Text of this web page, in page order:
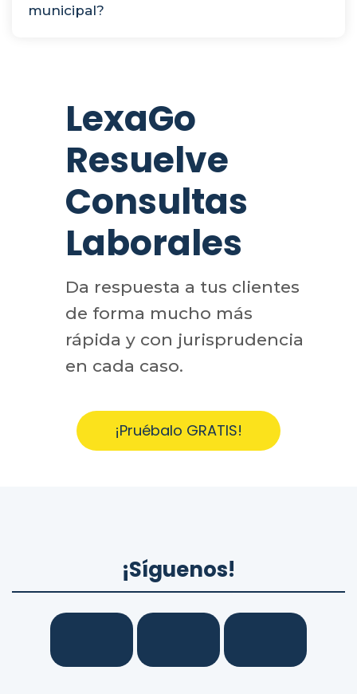
municipal?
LexaGo
Resuelve
Consultas
Laborales
Da respuesta a tus clientes
de forma mucho más
rápida y con jurisprudencia
en cada caso.
¡Pruébalo GRATIS!
¡Síguenos!